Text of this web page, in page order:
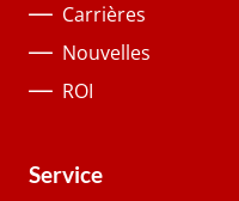
Carrières
Nouvelles
ROI
Service